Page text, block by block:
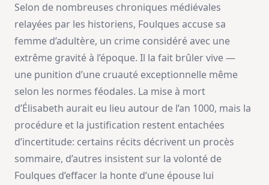
Selon de nombreuses chroniques médiévales
relayées par les historiens, Foulques accuse sa
femme d’adultère, un crime considéré avec une
extrême gravité à l’époque. Il la fait brûler vive —
une punition d’une cruauté exceptionnelle même
selon les normes féodales. La mise à mort
d’Élisabeth aurait eu lieu autour de l’an 1000, mais la
procédure et la justification restent entachées
d’incertitude: certains récits décrivent un procès
sommaire, d’autres insistent sur la volonté de
Foulques d’effacer la honte d’une épouse lui